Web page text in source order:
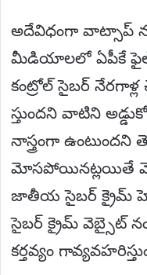
అదేవిధంగా వాట్సాప్
మీడియాలలో ఏపీకే
కంట్రోల్ సైబర్
స్తుందని వాటిని
నాస్త్రంగా
మోసపోయినట్లయితే
జాతీయ సైబర్ క్రైమ్
సైబర్ క్రైమ్ వెబ్సైట్
కర్తవ్యం